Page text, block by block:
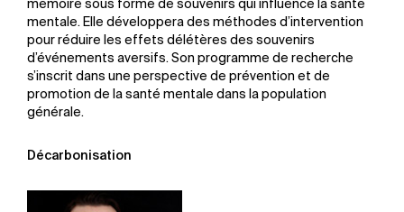
mémoire sous forme de souvenirs qui influence la santé
mentale. Elle développera des méthodes d’intervention
pour réduire les effets délétères des souvenirs
d’événements aversifs. Son programme de recherche
s’inscrit dans une perspective de prévention et de
promotion de la santé mentale dans la population
générale.
Décarbonisation